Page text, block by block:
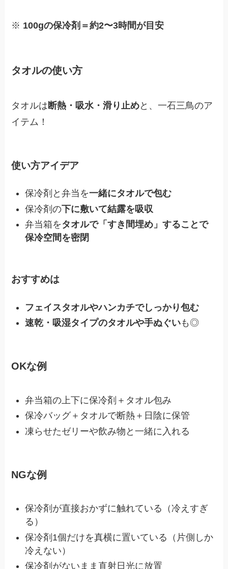
※ 100gの保冷剤＝約2〜3時間が目安
タオルの使い方
タオルは断熱・吸水・滑り止めと、一石三鳥のア
イテム！
使い方アイデア
保冷剤と弁当を一緒にタオルで包む
保冷剤の下に敷いて結露を吸収
弁当箱を タオルで「すき間埋め」することで
保冷空間を密閉
おすすめは
フェイスタオルやハンカチでしっかり包む
速乾・吸湿タイプのタオルや手ぬぐいも◎
OKな例
弁当箱の上下に保冷剤＋タオル包み
保冷バッグ＋タオルで断熱＋日陰に保管
凍らせたゼリーや飲み物と一緒に入れる
NGな例
保冷剤が直接おかずに触れている（冷えすぎ
る）
保冷剤1個だけを真横に置いている（片側しか
冷えない）
保冷剤がないまま直射日光に放置